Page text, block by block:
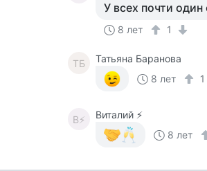
У всех почти
8 лет 1
ТБ
Татьяна Баранова
8 лет
1
В⚡
Виталий ⚡️
8 лет